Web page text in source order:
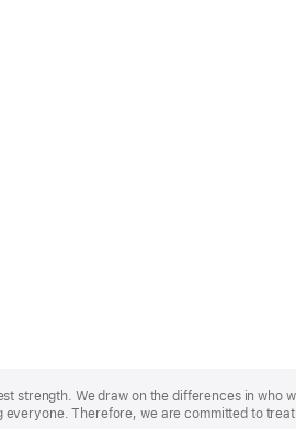
strength. We draw on the differences in
Therefore, we are committed to